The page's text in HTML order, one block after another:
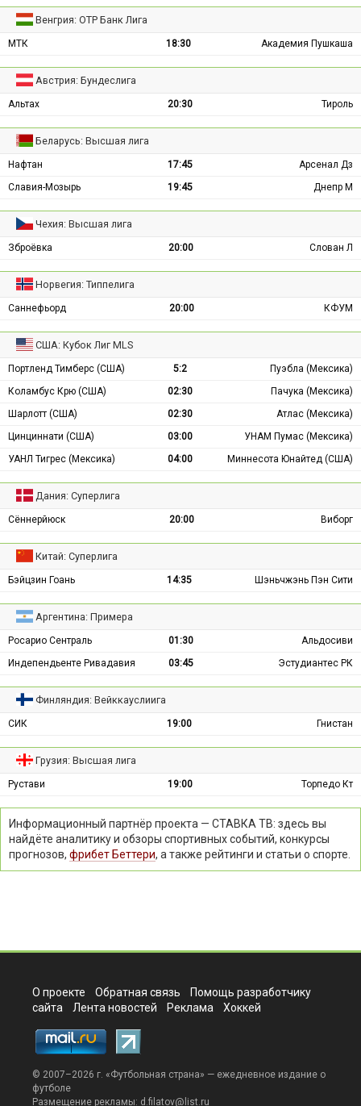
Венгрия: ОТР Банк Лига
МТК 18:30 Академия Пушкаша
Австрия: Бундеслига
Альтах 20:30 Тироль
Беларусь: Высшая лига
Нафтан 17:45
Арсенал Дз
Славия-Мозырь
19:45 Днепр М
Чехия: Высшая лига
Зброёвка 20:00 Слован Л
Норвегия: Типпелига
Саннефьорд 20:00 КФУМ
США: Кубок Лиг MLS
Портленд Тимберс (США) 5:2
Пуэбла (Мексика)
Коламбус Крю (США)
02:30
Пачука (Мексика)
Шарлотт (США)
02:30
Атлас (Мексика)
Цинциннати (США)
03:00
УНАМ Пумас (Мексика)
УАНЛ Тигрес (Мексика)
04:00 Миннесота Юнайтед (США)
Дания: Суперлига
Сённерйюск 20:00 Виборг
Китай: Суперлига
Бэйцзин Гоань 14:35 Шэньчжэнь Пэн Сити
Аргентина: Примера
Росарио Сентраль 01:30
Альдосиви
Индепендьенте Ривадавия
03:45 Эстудиантес РК
Финляндия: Вейккауслиига
СИК 19:00 Гнистан
Грузия: Высшая лига
Рустави 19:00 Торпедо Кт
Информационный партнёр проекта — СТАВКА ТВ: здесь вы
найдёте аналитику и обзоры спортивных событий, конкурсы
прогнозов, фрибет Беттери, а также рейтинги и статьи о спорте.
О проекте Обратная связь
Помощь разработчику
сайта
Лента новостей Реклама Хоккей
© 2007–2026 г. «Футбольная страна» — ежедневное издание о
футболе
Размещение рекламы: d.filatov@list.ru